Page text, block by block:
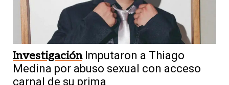
Investigación Imputaron a Thiago
Medina por abuso sexual con acceso
carnal de su prima